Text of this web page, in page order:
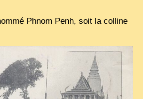
Phnom Penh, soit la colline